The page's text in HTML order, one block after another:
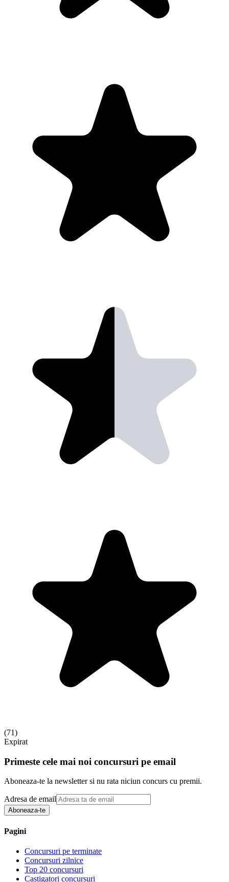
(71)
Expirat
Primeste cele mai noi concursuri pe email
Aboneaza-te la newsletter si nu rata niciun concurs cu premii.
Adresa de email
Aboneaza-te
Pagini
Concursuri pe terminate
Concursuri zilnice
Top 20 concursuri
Castigatori concursuri